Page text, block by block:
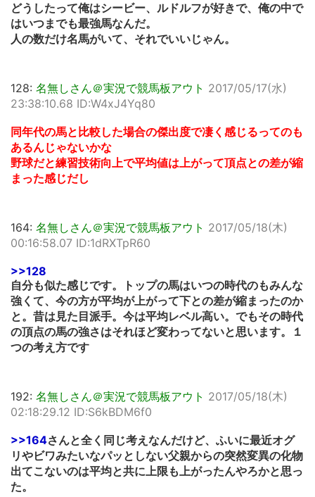
どうしたって俺はシービー、ルドルフが好きで、俺の中で
はいつまでも最強馬なんだ。
人の数だけ名馬がいて、それでいいじゃん。
128: 名無しさん＠実況で競馬板アウト 2017/05/17(水)
23:38:10.68 ID:W4xJ4Yq80
同年代の馬と比較した場合の傑出度で凄く感じるってのも
あるんじゃないかな
野球だと練習技術向上で平均値は上がって頂点との差が縮
まった感じだし
164: 名無しさん＠実況で競馬板アウト 2017/05/18(木)
00:16:58.07 ID:1dRXTpR60
>>128
自分も似た感じです。トップの馬はいつの時代のもみんな
強くて、今の方が平均が上がって下との差が縮まったのか
と。昔は見た目派手。今は平均レベル高い。でもその時代
の頂点の馬の強さはそれほど変わってないと思います。１
つの考え方です
192: 名無しさん＠実況で競馬板アウト 2017/05/18(木)
02:18:29.12 ID:S6kBDM6f0
>>164さんと全く同じ考えなんだけど、ふいに最近オグ
リやビワみたいなパッとしない父親からの突然変異の化物
出てこないのは平均と共に上限も上がったんやろかと思っ
た。